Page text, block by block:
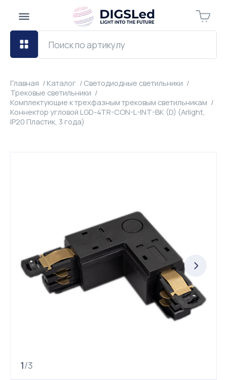
Главная Каталог
Светодиодные светильники
Трековые светильники
Комплектующие к трехфазным трековым светильникам
Коннектор угловой LGD-4TR-CON-L-INT-BK (D) (Arlight,
IP20 Пластик, 3 года)
1/3